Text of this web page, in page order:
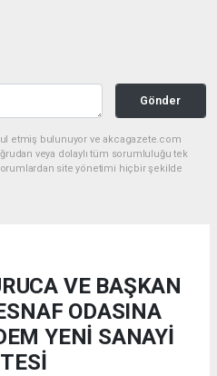
Gönder
etmiş bulunuyor ve akcagazete.com
veya dolaylı tüm sorumluluğu tek
site yönetimi hiçbir şekilde
VE BAŞKAN
ODASINA
YENİ SANAYİ